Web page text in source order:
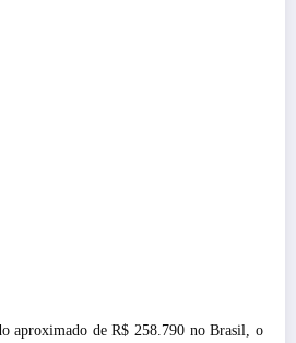
aproximado de R$ 258.790 no Brasil, o